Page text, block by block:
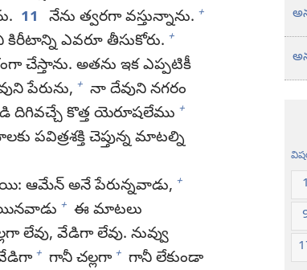
11 నేను త్వరగా వస్తున్నాను. +
కిరీటాన్ని ఎవరూ తీసుకోరు. +
చేస్తాను. అతను ఇక ఎప్పటికీ
పేరును, + నా దేవుని నగరం
దిగివచ్చే కొత్త యెరూషలేము +
పవిత్రశక్తి చెప్తున్న మాటల్ని
ఆమేన్‌ అనే పేరున్నవాడు, +
+ ఈ మాటలు
లేవు, వేడిగా లేవు. నువ్వు
వేడిగా + గానీ చల్లగా + గానీ లేకుండా
1